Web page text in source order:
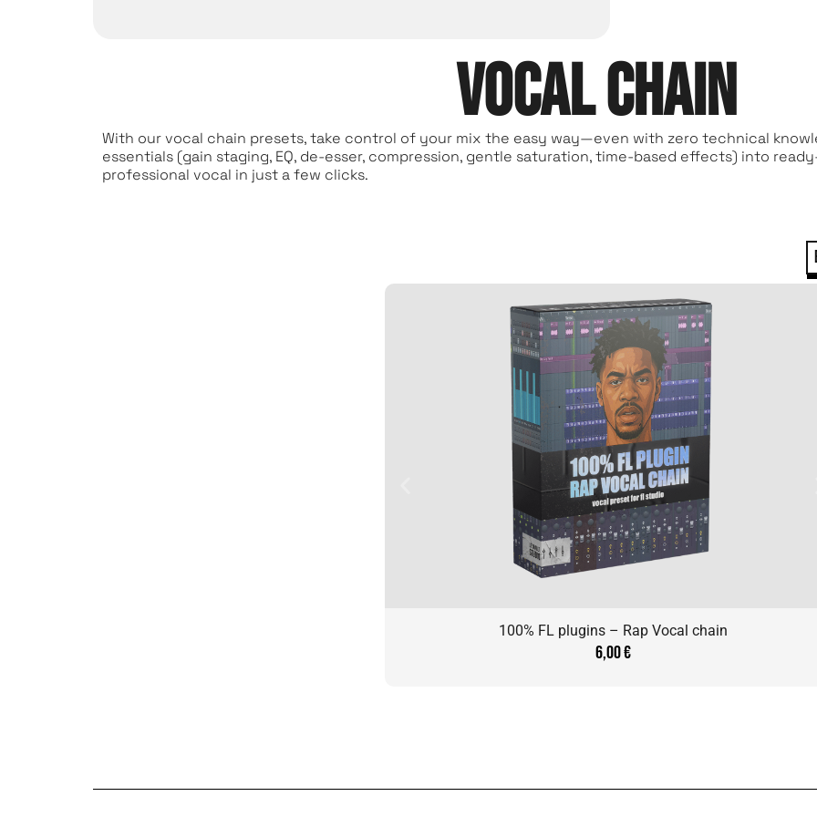
Vocal chain
With our vocal chain presets, take control of your mix the easy way—even with zero technical
essentials (gain staging, EQ, de-esser, compression, gentle saturation, time-based effects) into
professional vocal in just a few clicks.
100% FL plugins – Rap Vocal chain
6,00€